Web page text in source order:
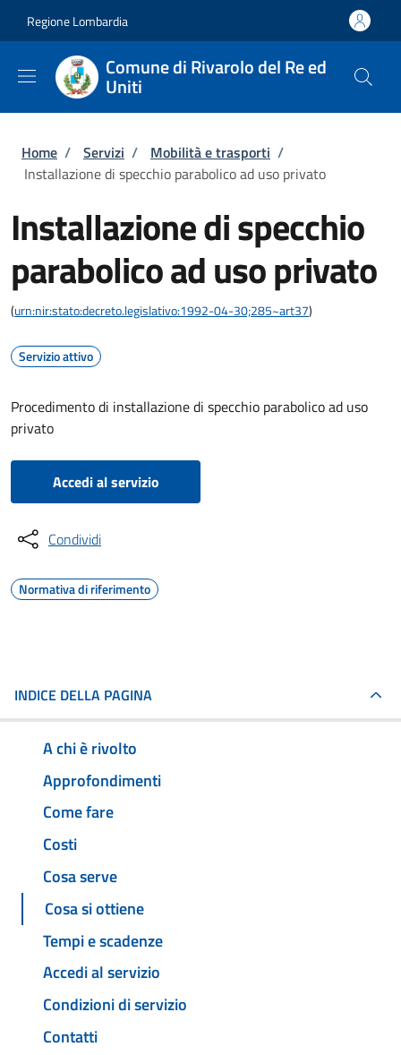
Regione Lombardia
Comune di Rivarolo del Re ed
Uniti
Briciole di pane
Home / Servizi / Mobilità e trasporti /
Installazione di specchio parabolico ad uso privato
Installazione di specchio
parabolico ad uso privato
(urn:nir:stato:decreto.legislativo:1992-04-30;285~art37)
Servizio attivo
Procedimento di installazione di specchio parabolico ad uso
privato
Accedi al servizio
Condividi
Normativa di riferimento
INDICE DELLA PAGINA
A chi è rivolto
Approfondimenti
Come fare
Costi
Cosa serve
Cosa si ottiene
Tempi e scadenze
Accedi al servizio
Condizioni di servizio
Contatti